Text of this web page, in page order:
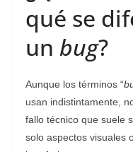
qué se
un bug?
Aunque los términos “
usan indistintamente,
fallo técnico que suele
solo aspectos visuales